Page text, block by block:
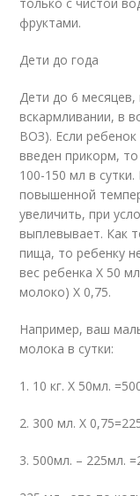
фруктами.
Дети до года
Дети до 6 месяцев,
вскармливании, в
ВОЗ). Если ребенок
введен прикорм,
100-150 мл в
повышенной
увеличить, при
выплевывает. Как
пища, то ребенку
вес ребенка Х 50
молоко) Х 0,75.
Например, ваш
молока в сутки:
1. 10 кг. Х 50мл.
2. 300 мл. Х
3. 500мл. – 225мл.